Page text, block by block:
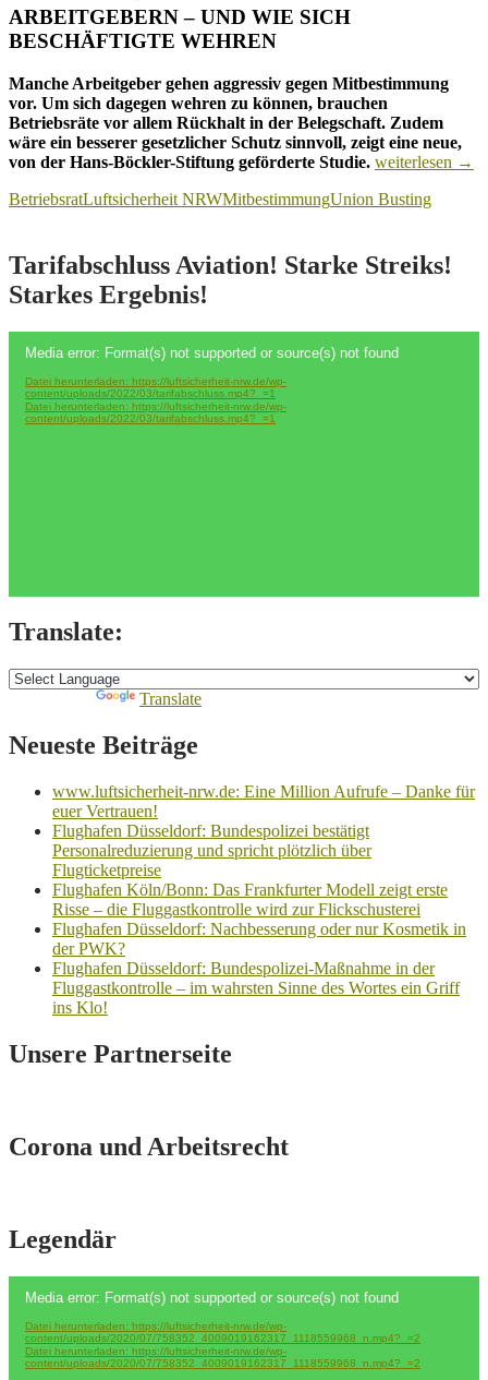
ARBEITGEBERN – UND WIE SICH
BESCHÄFTIGTE WEHREN
Manche Arbeitgeber gehen aggressiv gegen Mitbestimmung
vor. Um sich dagegen wehren zu können, brauchen
Betriebsräte vor allem Rückhalt in der Belegschaft. Zudem
wäre ein besserer gesetzlicher Schutz sinnvoll, zeigt eine neue,
von der Hans-Böckler-Stiftung geförderte Studie. Mitbestimmung
schützen!
weiterlesen →
BetriebsratLuftsicherheit NRWMitbestimmungUnion Busting
Tarifabschluss Aviation! Starke Streiks!
Starkes Ergebnis!
Player
Media error: Format(s) not supported or source(s) not found
Datei herunterladen: https://luftsicherheit-nrw.de/wp-
content/uploads/2022/03/tarifabschluss.mp4?_=1
Datei herunterladen: https://luftsicherheit-nrw.de/wp-
content/uploads/2022/03/tarifabschluss.mp4?_=1
Translate:
Translate
Neueste Beiträge
www.luftsicherheit-nrw.de: Eine Million Aufrufe – Danke für
euer Vertrauen!
Flughafen Düsseldorf: Bundespolizei bestätigt
Personalreduzierung und spricht plötzlich über
Flugticketpreise
Flughafen Köln/Bonn: Das Frankfurter Modell zeigt erste
Risse – die Fluggastkontrolle wird zur Flickschusterei
Flughafen Düsseldorf: Nachbesserung oder nur Kosmetik in
der PWK?
Flughafen Düsseldorf: Bundespolizei-Maßnahme in der
Fluggastkontrolle – im wahrsten Sinne des Wortes ein Griff
ins Klo!
Unsere Partnerseite
Corona und Arbeitsrecht
Legendär
Player
Media error: Format(s) not supported or source(s) not found
Datei herunterladen: https://luftsicherheit-nrw.de/wp-
content/uploads/2020/07/758352_4009019162317_1118559968_n.mp4?_=2
Datei herunterladen: https://luftsicherheit-nrw.de/wp-
content/uploads/2020/07/758352_4009019162317_1118559968_n.mp4?_=2